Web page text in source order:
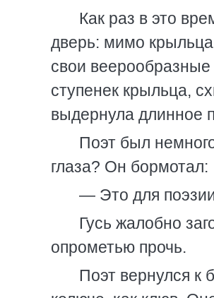
Как раз в это
дверь: мимо
свои
ступенек крыльца,
выдернула длинное
Поэт был
глаза? Он бормотал:
— Это для
Гусь жалобно
опрометью прочь.
Поэт вернулся к